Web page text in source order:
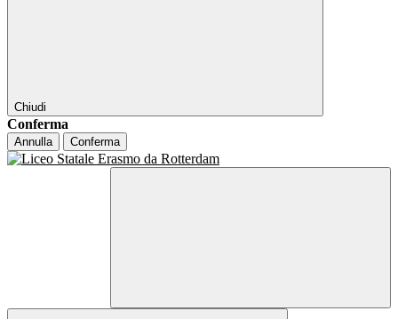
Chiudi
Conferma
Annulla Conferma